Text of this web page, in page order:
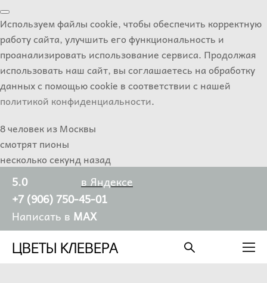
Используем файлы cookie, чтобы обеспечить корректную
работу сайта, улучшить его функциональность и
проанализировать использование сервиса. Продолжая
использовать наш сайт, вы соглашаетесь на обработку
данных с помощью cookie в соответствии с нашей
политикой конфиденциальности.
8 человек из Москвы
смотрят пионы
несколько секунд назад
5.0
в Яндексе
+7 (906) 750-45-01
Написать в MAX
ЦВЕТЫ КЛЕВЕРА